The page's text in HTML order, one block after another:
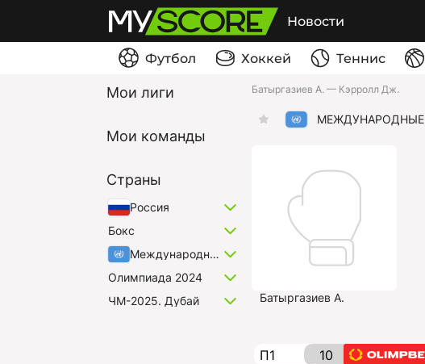
Новости
Футбол Хоккей Теннис
Мои лиги
Мои команды
Страны
Россия
Бокс
Международные
Олимпиада 2024
ЧМ-2025. Дубай
Батыргазиев А. — Кэрролл Дж.
МЕЖДУНАРОДНЫЕ
Батыргазиев А.
П1 10